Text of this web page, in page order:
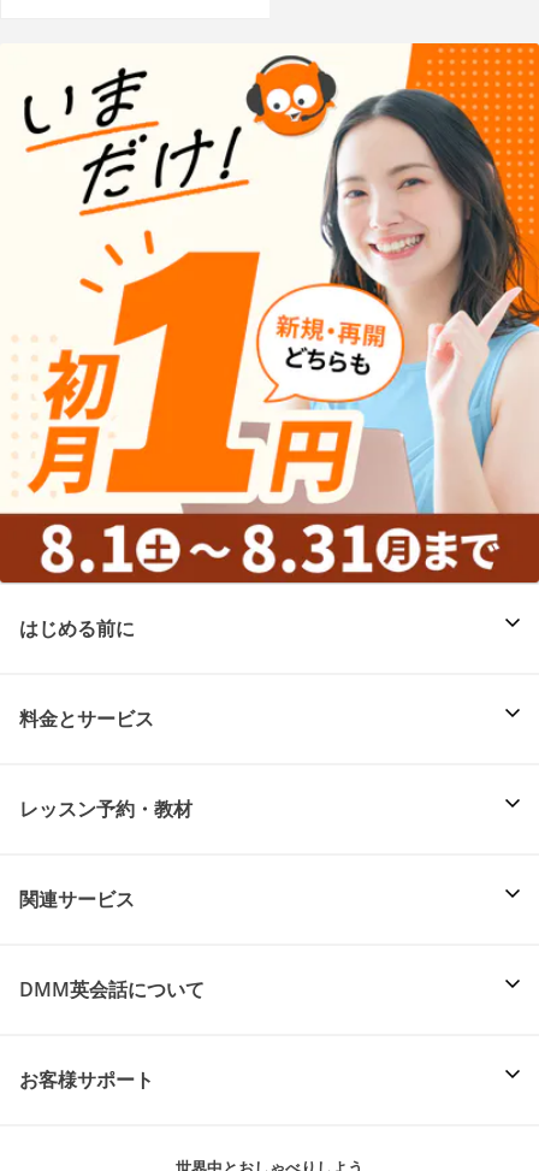
はじめる前に
料金とサービス
レッスン予約・教材
関連サービス
DMM英会話について
お客様サポート